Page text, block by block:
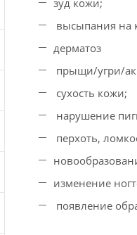
зуд кожи;
высыпания на
дерматоз
прыщи/угри/
сухость кожи;
нарушение
перхоть,
изменение
появление